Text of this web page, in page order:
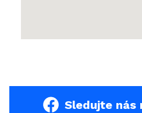
Sledujte nás